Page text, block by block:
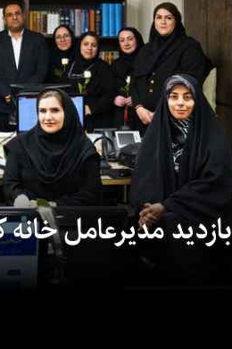
بازدید مدیرعامل خانه